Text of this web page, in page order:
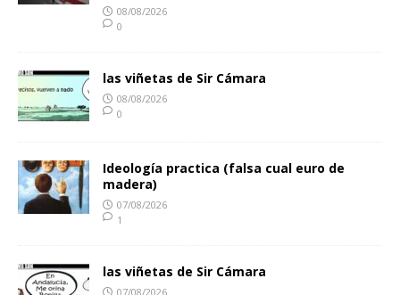
08/08/2026
0
las viñetas de Sir Cámara
08/08/2026
0
Ideología practica (falsa cual euro de
madera)
07/08/2026
1
las viñetas de Sir Cámara
07/08/2026